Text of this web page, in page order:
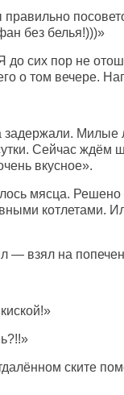
без белья!)))»
сих пор не
о том вечере.
задержали. Милые
Сейчас ждём
вкусное».
мясца.
котлетами.
— взял на
ските